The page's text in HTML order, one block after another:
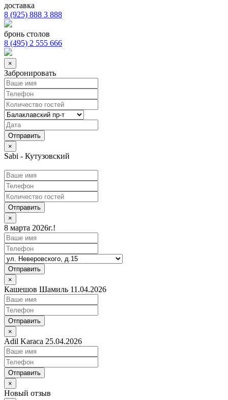
доставка
8 (925) 888 3 888
бронь столов
8 (495) 2 555 666
×
Забронировать
×
Sabi - Кутузовский
Отправить
×
8 марта 2026г.!
Отправить
×
Кашешов Шамиль 11.04.2026
Отправить
×
Adil Karaca 25.04.2026
Отправить
×
Новый отзыв